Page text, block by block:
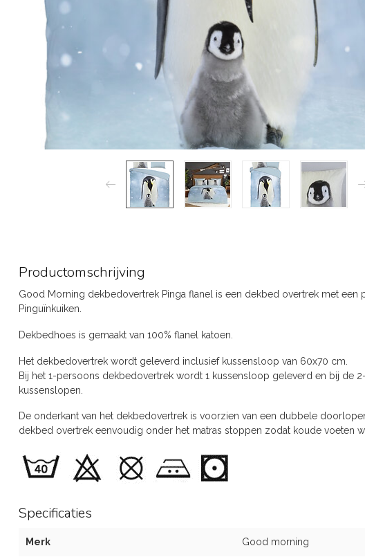
Productomschrijving
Good Morning dekbedovertrek Pinga flanel is een dekbed overtrek met een
Pinguïnkuiken.
Dekbedhoes is gemaakt van 100% flanel katoen.
Het dekbedovertrek wordt geleverd inclusief kussensloop van 60x70 cm.
Bij het 1-persoons dekbedovertrek wordt 1 kussensloop geleverd en bij de
kussenslopen.
De onderkant van het dekbedovertrek is voorzien van een dubbele
dekbed overtrek eenvoudig onder het matras stoppen zodat koude voeten
Specificaties
Merk Good morning